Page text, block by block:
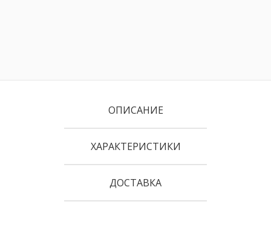
ОПИСАНИЕ
ХАРАКТЕРИСТИКИ
ДОСТАВКА